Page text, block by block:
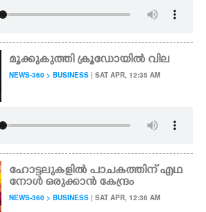
മൂക്കുകുത്തി ക്രൂഡോയിൽ വില
NEWS-360 > BUSINESS | SAT APR, 12:35 AM
ഹോട്ടലുകളിൽ പാചകത്തിന് എഥ
നോൾ ഒരുക്കാൻ കേന്ദ്രം
NEWS-360 > BUSINESS | SAT APR, 12:36 AM